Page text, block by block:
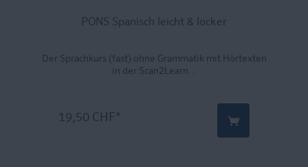
PONS Spanisch leicht & locker
Der Sprachkurs (fast) ohne Grammatik mit Hörtexten
in der Scan2Learn...
19,50 CHF*